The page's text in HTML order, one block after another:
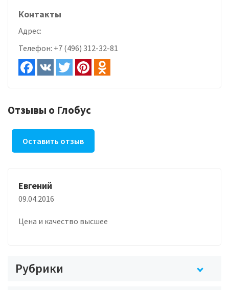
Контакты
Адрес:
Телефон: +7 (496) 312-32-81
Отзывы о Глобус
Оставить отзыв
Евгений
09.04.2016
Цена и качество высшее
Рубрики